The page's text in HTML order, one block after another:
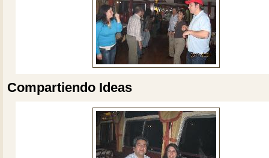
Compartiendo Ideas